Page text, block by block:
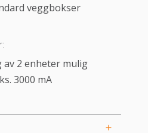
veggbokser
av 2 enheter mulig
3000 mA